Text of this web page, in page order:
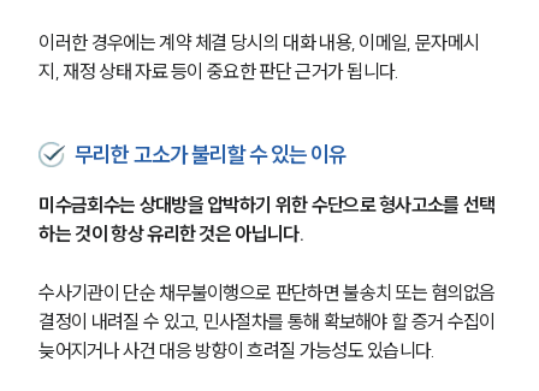
이러한 경우에는 계약 체결 당시의 대화 내용, 이메일, 문자메시
지, 재정 상태 자료 등이 중요한 판단 근거가 됩니다.
무리한 고소가 불리할 수 있는 이유
미수금회수는 상대방을 압박하기 위한 수단으로 형사고소를 선택
하는 것이 항상 유리한 것은 아닙니다.
수사기관이 단순 채무불이행으로 판단하면 불송치 또는 혐의없음
결정이 내려질 수 있고, 민사절차를 통해 확보해야 할 증거 수집이
늦어지거나 사건 대응 방향이 흐려질 가능성도 있습니다.